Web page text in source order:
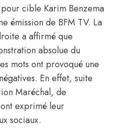
cible Karim Benzema
émission de BFM TV. La
a affirmé que
absolue du
mots ont provoqué une
En effet, suite
Maréchal, de
exprimé leur
sociaux.